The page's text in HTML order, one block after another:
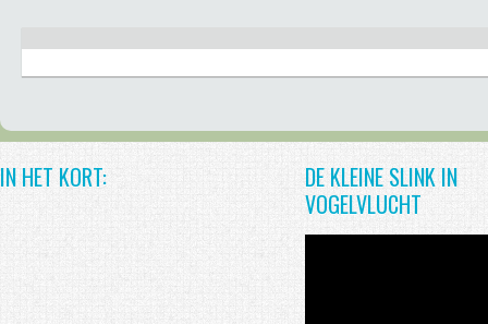
IN HET KORT:
DE KLEINE SLINK IN
VOGELVLUCHT